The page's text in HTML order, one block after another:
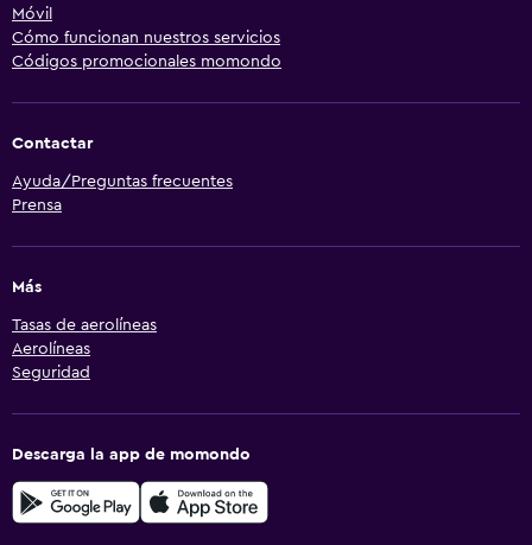
Móvil
Cómo funcionan nuestros servicios
Códigos promocionales momondo
Contactar
Ayuda/Preguntas frecuentes
Prensa
Más
Tasas de aerolíneas
Aerolíneas
Seguridad
Descarga la app de momondo